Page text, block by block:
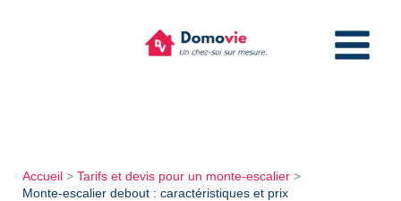
Accueil
Tarifs et devis pour un monte-escalier
Monte-escalier debout : caractéristiques et prix